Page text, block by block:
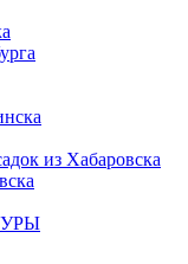
из Хабаровска